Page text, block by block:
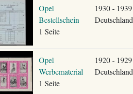
Opel
Bestellschein
1 Seite
1930 - 1939
Deutschland
Opel
Werbematerial
1 Seite
1920 - 1929
Deutschland